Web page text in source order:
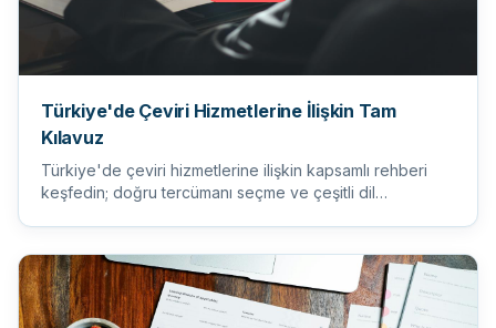
Türkiye'de Çeviri Hizmetlerine İlişkin Tam
Kılavuz
Türkiye'de çeviri hizmetlerine ilişkin kapsamlı rehberi
keşfedin; doğru tercümanı seçme ve çeşitli dil